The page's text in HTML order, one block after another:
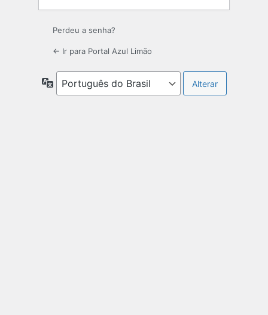
Perdeu a senha?
← Ir para Portal Azul Limão
Idioma